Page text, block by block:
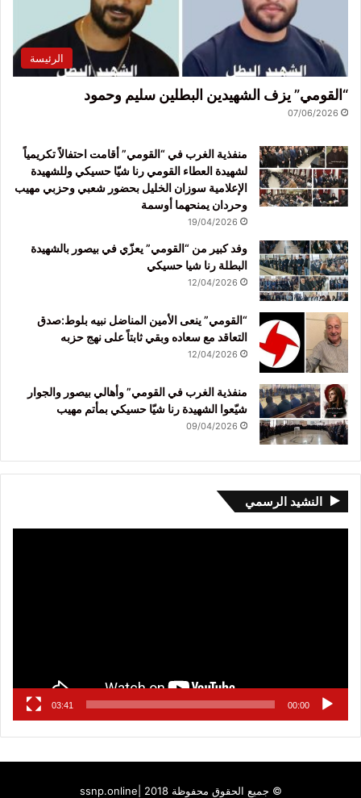
الرئيسة
“القومي” يزف الشهيدين البطلين سليم وحمود
07/06/2026
منفذية الغرب في “القومي” أقامت احتفالاً تكريمياً
لشهيدة العطاء القومي رنا شيّا حسيكي وللشهيدة
الإعلامية سوزان الخليل بحضور شعبي وحزبي مهيب
وحردان يمنحهما أوسمة
19/04/2026
وفد كبير من “القومي” يعزّي في بيصور بالشهيدة
البطلة رنا شيا حسيكي
12/04/2026
“القومي” ينعى الأمين المناضل نبيه بلوط:صدق
التعاقد مع سعاده وبقي ثابتاً على نهج حزبه
12/04/2026
منفذية الغرب في القومي” وأهالي بيصور والجوار
شيّعوا الشهيدة رنا شيّا حسيكي بمأتم مهيب
09/04/2026
النشيد الرسمي
00:00
03:41
© جميع الحقوق محفوظة 2018 | ssnp.online